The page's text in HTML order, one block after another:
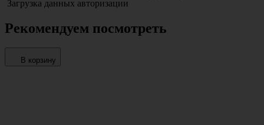
Загрузка данных авторизации
Рекомендуем посмотреть
В корзину